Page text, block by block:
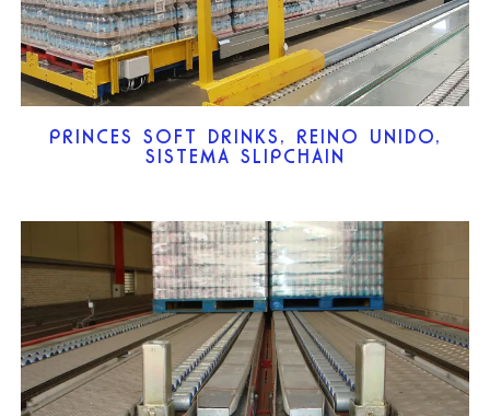
PRINCES SOFT DRINKS, REINO UNIDO,
SISTEMA SLIPCHAIN